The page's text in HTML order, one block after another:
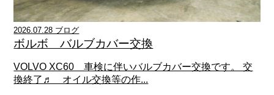
2026.07.28 ブログ
ボルボ バルブカバー交換
VOLVO XC60 車検に伴いバルブカバー交換です。 交
換終了♬ オイル交換等の作...